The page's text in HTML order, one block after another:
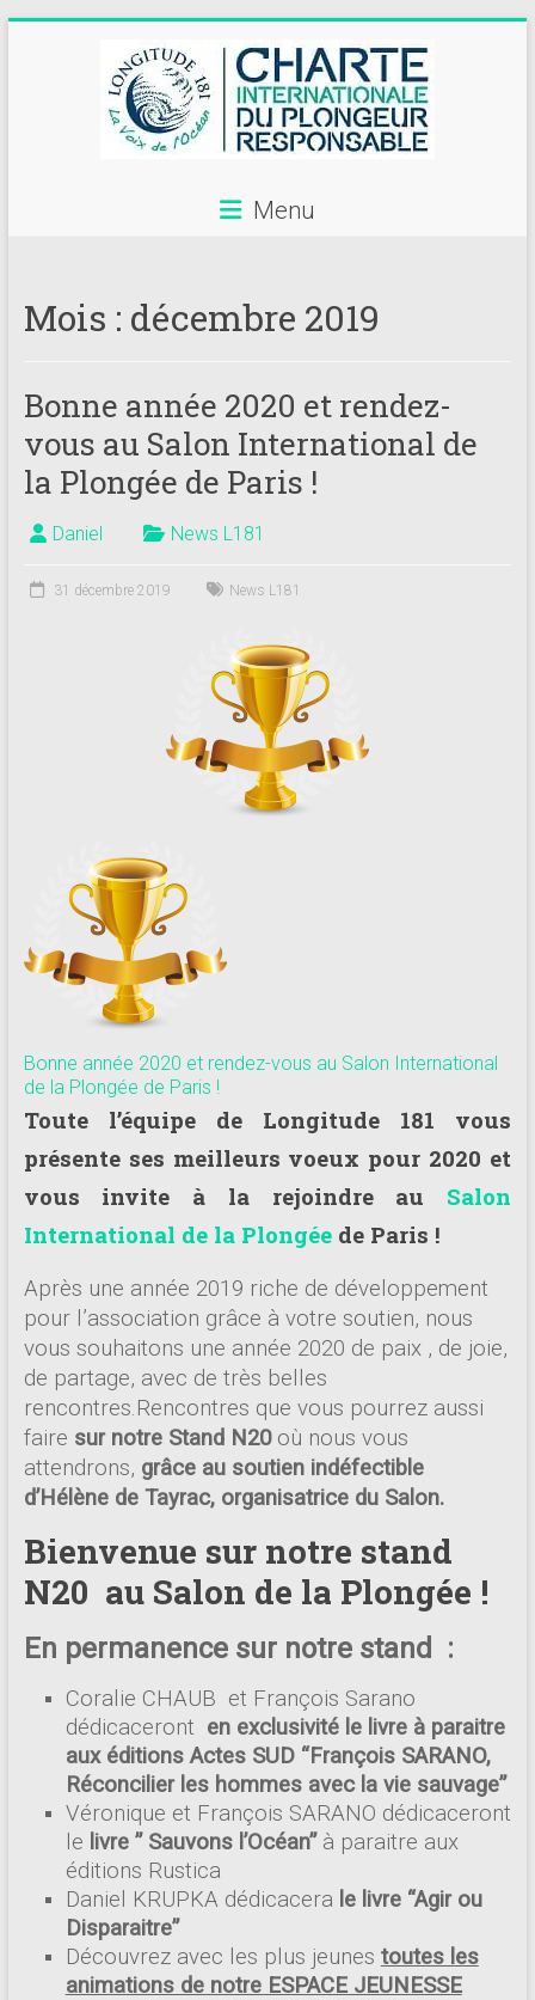
centres
plongée
adhérents
Longitude
181
Annuaire
Menu
Mois : décembre 2019
Bonne année 2020 et rendez-
vous au Salon International de
la Plongée de Paris !
Daniel News L181
31 décembre 2019 News L181
Bonne année 2020 et rendez-vous au Salon International
de la Plongée de Paris !
Toute l’équipe de Longitude 181 vous
présente ses meilleurs voeux pour 2020 et
vous invite à la rejoindre au Salon
International de la Plongéede Paris !
Après une année 2019 riche de développement
pour l’association grâce à votre soutien, nous
vous souhaitons une année 2020 de paix , de joie,
de partage, avec de très belles
rencontres.Rencontres que vous pourrez aussi
faire sur notre Stand N20où nous vous
attendrons, grâce au soutien indéfectible
d’Hélène de Tayrac, organisatrice du Salon.
Bienvenue sur notre stand
N20 au Salon de la Plongée !
En permanence sur notre stand :
Coralie CHAUB et François Sarano
dédicaceront en exclusivité le livre à paraitre
aux éditions Actes SUD “François SARANO,
Réconcilier les hommes avec la vie sauvage”
Véronique et François SARANO dédicaceront
le livre ” Sauvons l’Océan”à paraitre aux
éditions Rustica
Daniel KRUPKA dédicacera le livre “Agir ou
Disparaitre”
Découvrez avec les plus jeunes toutes les
animations de notre ESPACE JEUNESSE